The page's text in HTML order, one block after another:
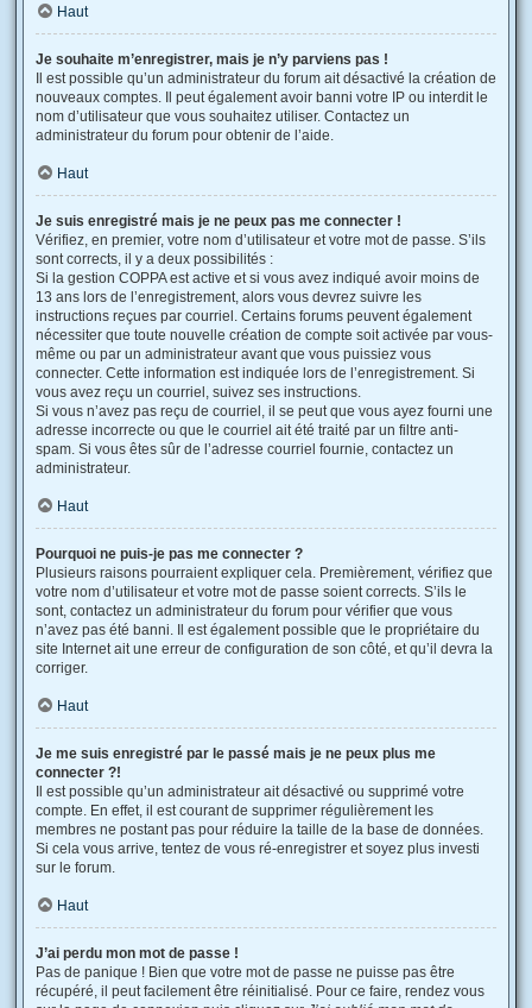
Haut
Je souhaite m’enregistrer, mais je n’y parviens pas !
Il est possible qu’un administrateur du forum ait désactivé la création de
nouveaux comptes. Il peut également avoir banni votre IP ou interdit le
nom d’utilisateur que vous souhaitez utiliser. Contactez un
administrateur du forum pour obtenir de l’aide.
Haut
Je suis enregistré mais je ne peux pas me connecter !
Vérifiez, en premier, votre nom d’utilisateur et votre mot de passe. S’ils
sont corrects, il y a deux possibilités :
Si la gestion COPPA est active et si vous avez indiqué avoir moins de
13 ans lors de l’enregistrement, alors vous devrez suivre les
instructions reçues par courriel. Certains forums peuvent également
nécessiter que toute nouvelle création de compte soit activée par vous-
même ou par un administrateur avant que vous puissiez vous
connecter. Cette information est indiquée lors de l’enregistrement. Si
vous avez reçu un courriel, suivez ses instructions.
Si vous n’avez pas reçu de courriel, il se peut que vous ayez fourni une
adresse incorrecte ou que le courriel ait été traité par un filtre anti-
spam. Si vous êtes sûr de l’adresse courriel fournie, contactez un
administrateur.
Haut
Pourquoi ne puis-je pas me connecter ?
Plusieurs raisons pourraient expliquer cela. Premièrement, vérifiez que
votre nom d’utilisateur et votre mot de passe soient corrects. S’ils le
sont, contactez un administrateur du forum pour vérifier que vous
n’avez pas été banni. Il est également possible que le propriétaire du
site Internet ait une erreur de configuration de son côté, et qu’il devra la
corriger.
Haut
Je me suis enregistré par le passé mais je ne peux plus me
connecter ?!
Il est possible qu’un administrateur ait désactivé ou supprimé votre
compte. En effet, il est courant de supprimer régulièrement les
membres ne postant pas pour réduire la taille de la base de données.
Si cela vous arrive, tentez de vous ré-enregistrer et soyez plus investi
sur le forum.
Haut
J’ai perdu mon mot de passe !
Pas de panique ! Bien que votre mot de passe ne puisse pas être
récupéré, il peut facilement être réinitialisé. Pour ce faire, rendez vous